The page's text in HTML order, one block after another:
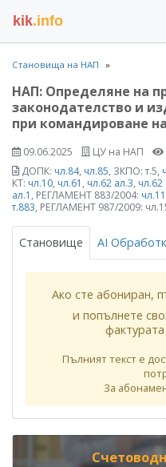
kik.info
Становища на НАП
НАП: Определяне на
законодателство и
при командироване
09.06.2025 ЦУ на НАП
ДОПК: чл.84, чл.85, ЗКПО: т.5,
КТ: чл.10, чл.61 , чл.62 ал.3, чл.62
ал.1 , РЕГЛАМЕНТ 883/2004:
т.883, РЕГЛАМЕНТ 987/2009:
Становище AI
Ако сте абониран,
и попълнете
Пълният текст е
За